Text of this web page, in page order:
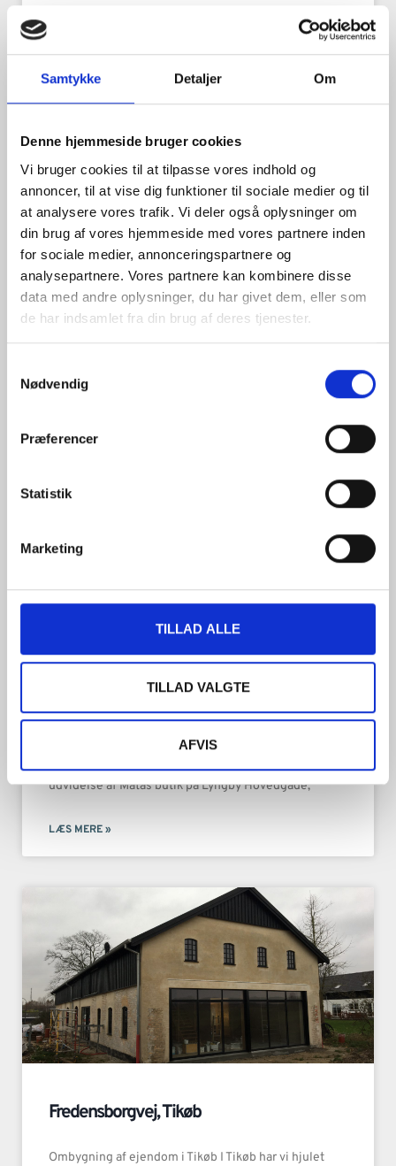
Samtykke Detaljer Om
Denne hjemmeside bruger cookies
Vi bruger cookies til at tilpasse vores indhold og
annoncer, til at vise dig funktioner til sociale medier og til
at analysere vores trafik. Vi deler også oplysninger om
din brug af vores hjemmeside med vores partnere inden
for sociale medier, annonceringspartnere og
analysepartnere. Vores partnere kan kombinere disse
data med andre oplysninger, du har givet dem, eller som
de har indsamlet fra din brug af deres tjenester.
Nødvendig
Præferencer
Statistik
Marketing
TILLAD ALLE
TILLAD VALGTE
AFVIS
Gersonsvej, Hellerup
NemIngeniør er hyret ind som rådgivende ingeniør og
varetager de bærende
LÆS MERE »
Lyngby Hovedgade, Kgs. Lyngby
Renovering af Matas i Lyngby I forbindelse med
udvidelse af Matas butik på Lyngby Hovedgade,
LÆS MERE »
Fredensborgvej, Tikøb
Ombygning af ejendom i Tikøb I Tikøb har vi hjulet